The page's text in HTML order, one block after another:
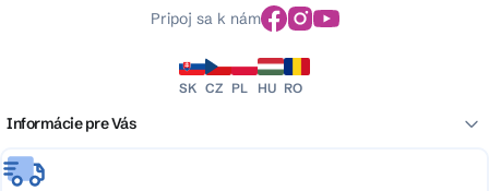
Pripoj sa k nám
SK CZ PL HU RO
Informácie pre Vás